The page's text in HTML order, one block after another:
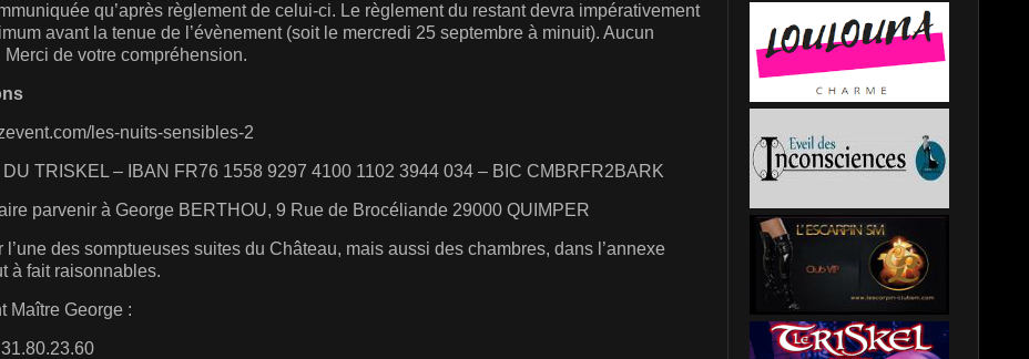
qu’après règlement de celui-ci. Le règlement du restant devra impérativement
avant la tenue de l’évènement (soit le mercredi 25 septembre à minuit). Aucun
de votre compréhension.
les-nuits-sensibles-2
TRISKEL – IBAN FR76 1558 9297 4100 1102 3944 034 – BIC CMBRFR2BARK
parvenir à George BERTHOU, 9 Rue de Brocéliande 29000 QUIMPER
des somptueuses suites du Château, mais aussi des chambres, dans l’annexe
à fait raisonnables.
Maître George :